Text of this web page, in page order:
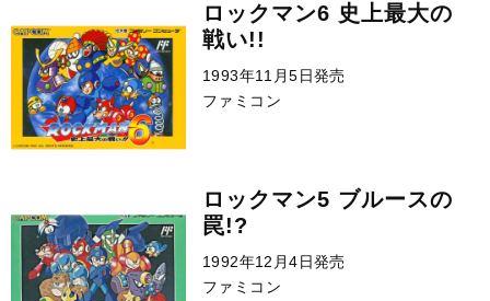
ロックマン6 史上最大の
戦い!!
1993年11月5日発売
ファミコン
ロックマン5 ブルースの
罠!?
1992年12月4日発売
ファミコン